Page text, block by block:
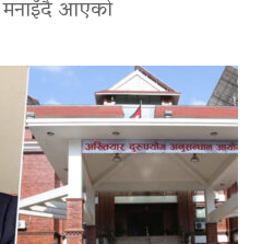
मनाइँदै आएको